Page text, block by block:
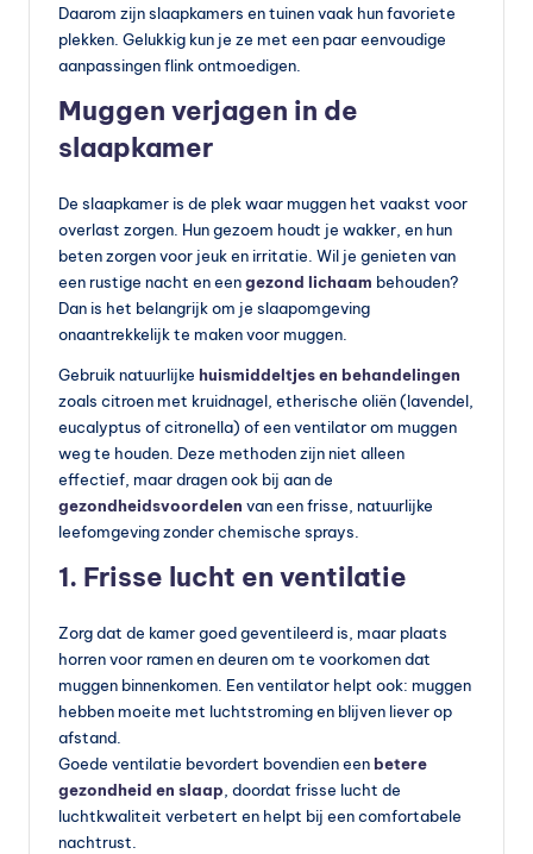
vi
m
in
o
Daarom zijn slaapkamers en tuinen vaak hun favoriete
plekken. Gelukkig kun je ze met een paar eenvoudige
aanpassingen flink ontmoedigen.
Muggen verjagen in de
slaapkamer
De slaapkamer is de plek waar muggen het vaakst voor
overlast zorgen. Hun gezoem houdt je wakker, en hun
beten zorgen voor jeuk en irritatie. Wil je genieten van
een rustige nacht en eengezond lichaam behouden?
Dan is het belangrijk om je slaapomgeving
onaantrekkelijk te maken voor muggen.
Gebruik natuurlijke huismiddeltjes en behandelingen
zoals citroen met kruidnagel, etherische oliën (lavendel,
eucalyptus of citronella) of een ventilator om muggen
weg te houden. Deze methoden zijn niet alleen
effectief, maar dragen ook bij aan de
gezondheidsvoordelen van een frisse, natuurlijke
leefomgeving zonder chemische sprays.
1. Frisse lucht en ventilatie
Zorg dat de kamer goed geventileerd is, maar plaats
horren voor ramen en deuren om te voorkomen dat
muggen binnenkomen. Een ventilator helpt ook: muggen
hebben moeite met luchtstroming en blijven liever op
afstand.
Goede ventilatie bevordert bovendien een betere
gezondheid en slaap, doordat frisse lucht de
luchtkwaliteit verbetert en helpt bij een comfortabele
nachtrust.